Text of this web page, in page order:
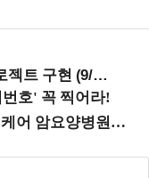
16 ~17 강남역)